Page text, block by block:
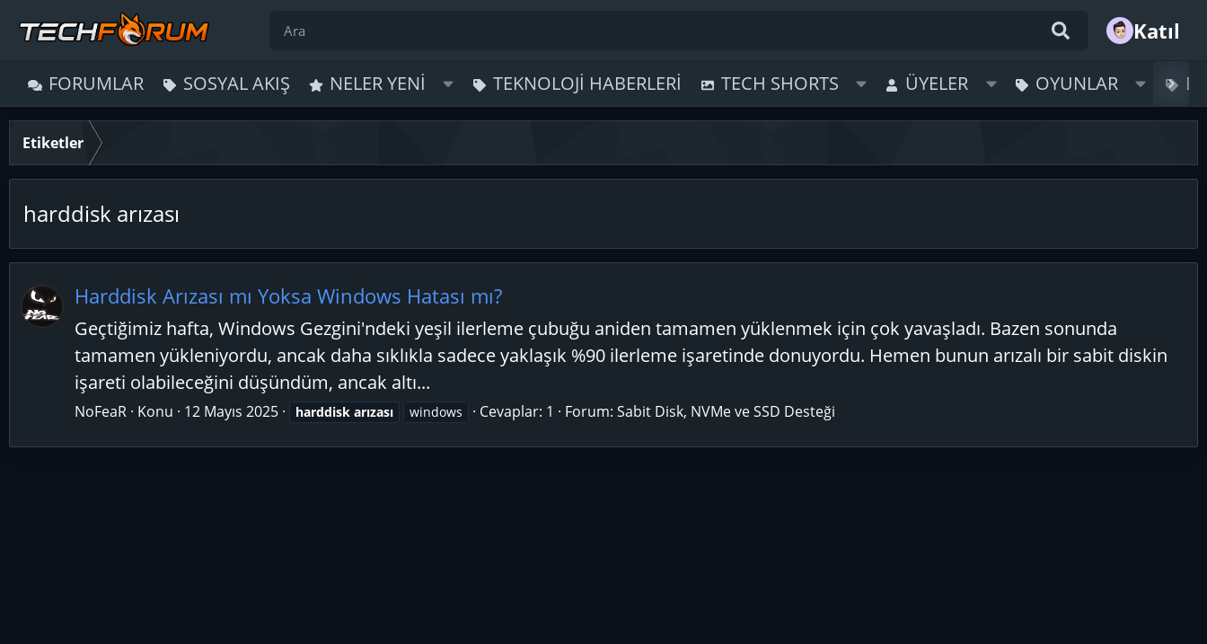
Katıl
FORUMLAR SOSYAL AKIŞ NELER YENI TEKNOLOJI HABERLERI TECH SHORTS ÜYELER OYUNLAR
Etiketler
harddisk arızası
Harddisk Arızası mı Yoksa Windows Hatası mı?
Geçtiğimiz hafta, Windows Gezgini'ndeki yeşil ilerleme çubuğu aniden tamamen yüklenmek için çok yavaşladı. Bazen sonunda
tamamen yükleniyordu, ancak daha sıklıkla sadece yaklaşık %90 ilerleme işaretinde donuyordu. Hemen bunun arızalı bir sabit diskin
işareti olabileceğini düşündüm, ancak altı...
NoFeaR Konu 12 Mayıs 2025 harddisk arızası windows Cevaplar: 1 Forum: Sabit Disk, NVMe ve SSD Desteği